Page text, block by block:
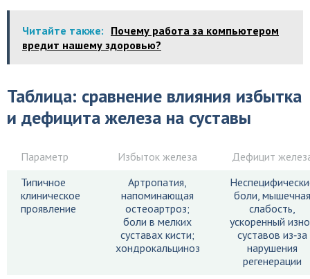
Читайте также: Почему работа за компьютером
вредит нашему здоровью?
Таблица: сравнение влияния избытка
и дефицита железа на суставы
Параметр Избыток железа
Дефицит
Типичное
клиническое
проявление
Артропатия,
напоминающая
остеоартроз;
боли в мелких
суставах кисти;
хондрокальциноз
боли, мышечная
слабость,
ускоренный
суставов из‑за
нарушения
регенерации